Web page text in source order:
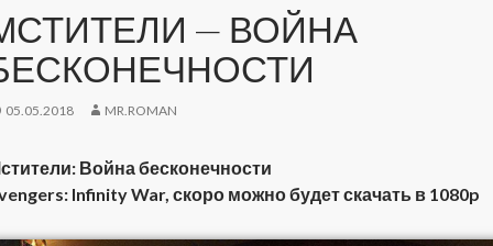
— ВОЙНА
05.05.2018 MR.ROMAN
Война бесконечности
Infinity War, скоро можно будет скачать в 1080p